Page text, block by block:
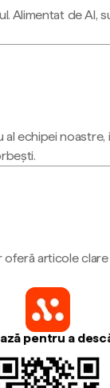
Alimentat de AI,
al echipei
articole
pentru a